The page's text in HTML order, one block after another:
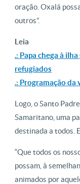
oração. Oxalá
outros”.
Leia
.: Papa chega à
refugiados
.: Programação da
Logo, o Santo
Samaritano, uma
destinada a todos.
“Que todos os
possam, à
animados por